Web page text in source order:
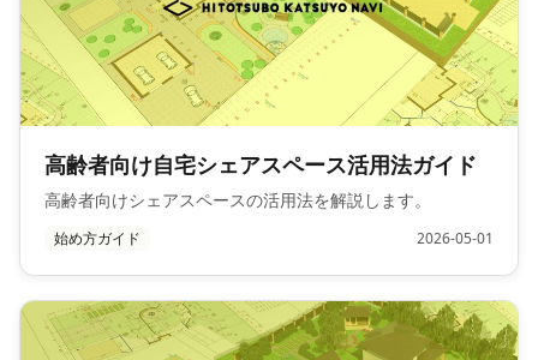
高齢者向け自宅シェアスペース活用法ガイド
高齢者向けシェアスペースの活用法を解説します。
始め方ガイド 2026-05-01